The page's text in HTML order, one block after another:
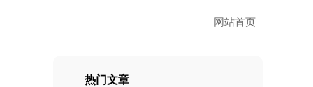
网站首页
热门文章